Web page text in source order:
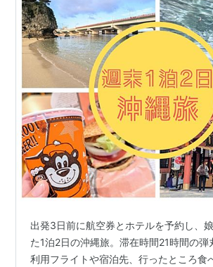
出発3日前に航空券とホテルを予約し、
た1泊2日の沖縄旅。滞在時間21時間の弾
利用フライトや宿泊先、行ったところ食